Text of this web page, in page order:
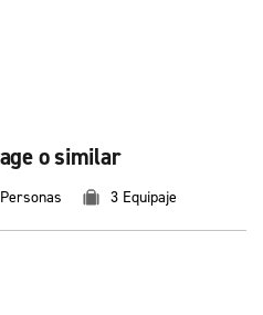
o similar
3 Equipaje